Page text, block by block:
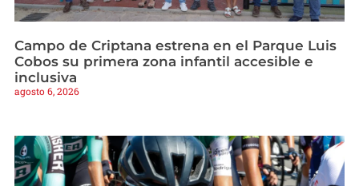
Campo de Criptana estrena en el Parque Luis
Cobos su primera zona infantil accesible e
inclusiva
agosto 6, 2026